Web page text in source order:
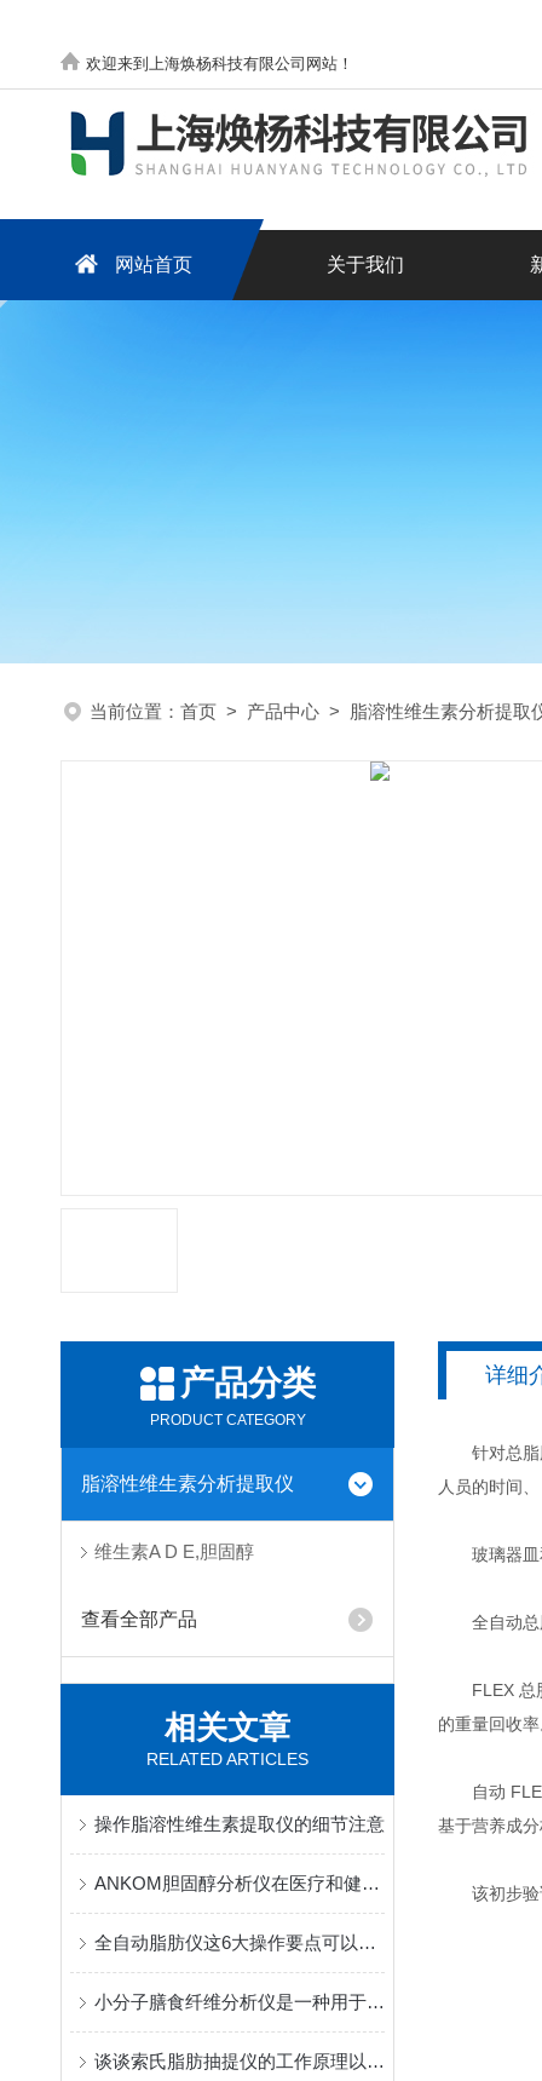
欢迎来到上海焕杨科技有限公司网站！
网站首页 关于我们
当前位置： 首页 > 产品中心 > 脂溶性维生素分析提取
产品分类
PRODUCT CATEGORY
脂溶性维生素分析提取仪
维生素A D E,胆固醇
查看全部产品
相关文章
RELATED ARTICLES
操作脂溶性维生素提取仪的细节注意
ANKOM胆固醇分析仪在医疗和健康管理中具有重要作用
全自动脂肪仪这6大操作要点可以保证测量的准确性
小分子膳食纤维分析仪是一种用于检测食物中膳食纤维含量的仪器
谈谈索氏脂肪抽提仪的工作原理以及应用
详细
针对总脂肪
人员的时间、
玻璃器皿和
全自动总
FLEX 总脂
的重量回收
自动 FLEX
基于营养成
该初步验证